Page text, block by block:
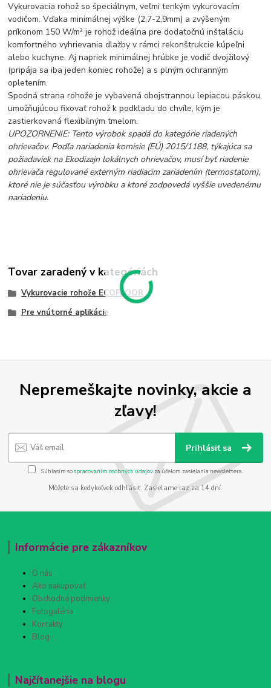
Vykurovacia rohož so špeciálnym, veľmi tenkým vykurovacím
vodičom. Vďaka minimálnej výške (2,7-2,9mm) a zvýšeným
príkonom 150 W/m² je rohož ideálna pre dodatočnú inštaláciu
komfortného vyhrievania dlažby v rámci rekonštrukcie kúpeľni
alebo kuchyne. Aj napriek minimálnej hrúbke je vodič dvojžilový
(pripája sa iba jeden koniec rohože) a s plným ochranným
opletením.
Spodná strana rohože je vybavená obojstrannou lepiacou páskou,
umožňujúcou fixovať rohož k podkladu do chvíle, kým je
zastierkovaná flexibilným tmelom.
UPOZORNENIE: Tento výrobok spadá do kategórie riadených
ohrievačov. Podľa nariadenia komisie (EÚ) 2015/1188, týkajúca sa
požiadaviek na Ekodizajn lokálnych ohrievačov, musí byť riadenie
ohrievača regulované externým riadiacim zariadením (termostatom),
ktoré nie je súčasťou výrobku a ktoré zodpovedá vyššie uvedenému
nariadeniu.
Tovar zaradený v kategóriách
Vykurovacie rohože ECOFLOOR
Pre vnútorné aplikácie
Nepremeškajte novinky, akcie a
zľavy!
Prihlásiť sa
Súhlasím sospracovaním osobných údajov za účelom zasielania newslettera.
Môžete sa kedykoľvek odhlásiť. Zasielame raz za 14 dní.
Informácie pre zákazníkov
O nás
Ako nakupovať
Obchodné podmienky
Fotogaléria
Kontakty
Blog
Najčítanejšie na blogu